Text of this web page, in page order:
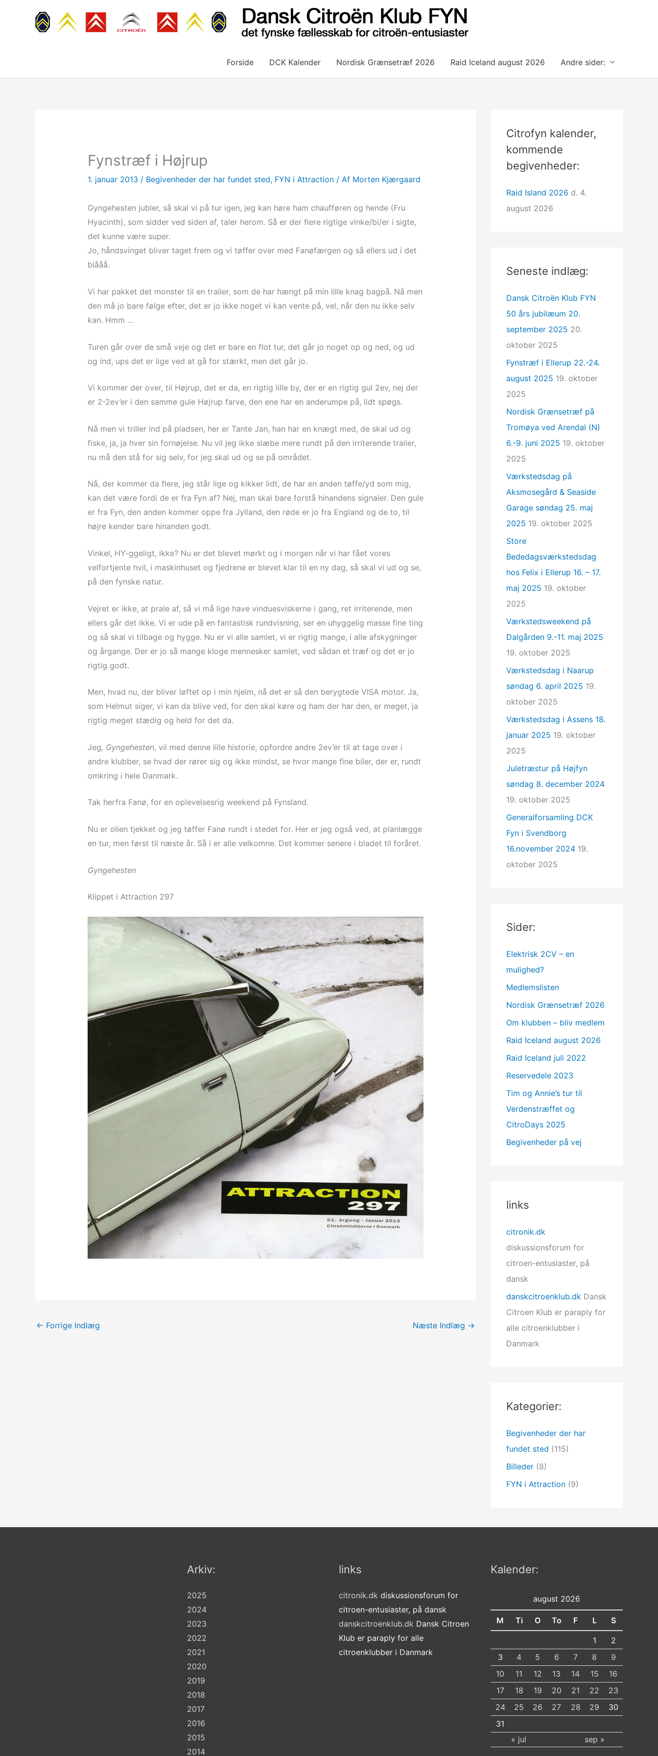
Forside DCK Kalender Nordisk Grænsetræf 2026 Raid Iceland august 2026 Andre sider:
Fynstræf i Højrup
1. januar 2013 / Begivenheder der har fundet sted, FYN i Attraction/ Af Morten Kjærgaard
Gyngehesten jubler, så skal vi på tur igen, jeg kan høre ham chaufføren og hende (Fru
Hyacinth), som sidder ved siden af, taler herom. Så er der flere rigtige vinke/bi/er i sigte,
det kunne være super.
Jo, håndsvinget bliver taget frem og vi tøffer over med Fanøfærgen og så ellers ud i det
blååå.
Vi har pakket det monster til en trailer, som de har hængt på min lille knag bagpå. Nå men
den må jo bare følge efter, det er jo ikke noget vi kan vente på, vel, når den nu ikke selv
kan. Hmm …
Turen går over de små veje og det er bare en flot tur, det går jo noget op og ned, og ud
og ind, ups det er lige ved at gå for stærkt, men det går jo.
Vi kommer der over, til Højrup, det er da, en rigtig lille by, der er en rigtig gul 2ev, nej der
er 2-2ev’er i den samme gule Højrup farve, den ene har en anderumpe på, lidt spøgs.
Nå men vi triller ind på pladsen, her er Tante Jan, han har en knægt med, de skal ud og
fiske, ja, ja hver sin fornøjelse. Nu vil jeg ikke slæbe mere rundt på den irriterende trailer,
nu må den stå for sig selv, for jeg skal ud og se på området.
Nå, der kommer da flere, jeg står lige og kikker lidt, de har en anden tøffe/yd som mig,
kan det være fordi de er fra Fyn af? Nej, man skal bare forstå hinandens signaler. Den gule
er fra Fyn, den anden kommer oppe fra Jylland, den røde er jo fra England og de to, til
højre kender bare hinanden godt.
Vinkel, HY-ggeligt, ikke? Nu er det blevet mørkt og i morgen når vi har fået vores
velfortjente hvil, i maskinhuset og fjedrene er blevet klar til en ny dag, så skal vi ud og se,
på den fynske natur.
Vejret er ikke, at prale af, så vi må lige have vinduesviskerne i gang, ret irriterende, men
ellers går det ikke. Vi er ude på en fantastisk rundvisning, ser en uhyggelig masse fine ting
og så skal vi tilbage og hygge. Nu er vi alle samlet, vi er rigtig mange, i alle afskygninger
og årgange. Der er jo så mange kloge mennesker samlet, ved sådan et træf og det er jo
rigtig godt.
Men, hvad nu, der bliver løftet op i min hjelm, nå det er så den berygtede VISA motor. Ja,
som Helmut siger, vi kan da blive ved, for den skal køre og ham der har den, er meget, ja
rigtig meget stædig og held for det da.
Jeg, Gyngehesten, vil med denne lille historie, opfordre andre 2ev’er til at tage over i
andre klubber, se hvad der rører sig og ikke mindst, se hvor mange fine biler, der er, rundt
omkring i hele Danmark.
Tak herfra Fanø, for en oplevelsesrig weekend på Fynsland.
Nu er olien tjekket og jeg tøffer Fanø rundt i stedet for. Her er jeg også ved, at planlægge
en tur, men først til næste år. Så i er alle velkomne. Det kommer senere i bladet til foråret.
Gyngehesten
Klippet i Attraction 297
← Forrige Indlæg Næste Indlæg →
Citrofyn kalender,
kommende
begivenheder:
Raid Island 2026 d. 4.
august 2026
Seneste indlæg:
Dansk Citroën Klub FYN
50 års jubilæum 20.
september 2025 20.
oktober 2025
Fynstræf i Ellerup 22.-24.
august 2025 19. oktober
2025
Nordisk Grænsetræf på
Tromøya ved Arendal (N)
6.-9. juni 2025 19. oktober
2025
Værkstedsdag på
Aksmosegård & Seaside
Garage søndag 25. maj
2025 19. oktober 2025
Store
Bededagsværkstedsdag
hos Felix i Ellerup 16. – 17.
maj 2025 19. oktober
2025
Værkstedsweekend på
Dalgården 9.-11. maj 2025
19. oktober 2025
Værkstedsdag i Naarup
søndag 6. april 2025 19.
oktober 2025
Værkstedsdag i Assens 18.
januar 2025 19. oktober
2025
Juletræstur på Højfyn
søndag 8. december 2024
19. oktober 2025
Generalforsamling DCK
Fyn i Svendborg
16.november 2024 19.
oktober 2025
Sider:
Elektrisk 2CV – en
mulighed?
Medlemslisten
Nordisk Grænsetræf 2026
Om klubben – bliv medlem
Raid Iceland august 2026
Raid Iceland juli 2022
Reservedele 2023
Tim og Annie’s tur til
Verdenstræffet og
CitroDays 2025
Begivenheder på vej
links
citronik.dk
diskussionsforum for
citroen-entusiaster, på
dansk
danskcitroenklub.dk Dansk
Citroen Klub er paraply for
alle citroenklubber i
Danmark
Kategorier:
Begivenheder der har
fundet sted (115)
Billeder (8)
FYN i Attraction (9)
Arkiv:
2025
2024
2023
2022
2021
2020
2019
2018
2017
2016
2015
2014
links
citronik.dk diskussionsforum for
citroen-entusiaster, på dansk
danskcitroenklub.dk Dansk Citroen
Klub er paraply for alle
citroenklubber i Danmark
Kalender:
august 2026
M Ti O To F L S
1
2
3
4 5 6 7 8
9
10
11 12 13 14 15
16
17
18 19 20 21 22
23
24
25 26 27 28 29
30
31
« jul
sep »